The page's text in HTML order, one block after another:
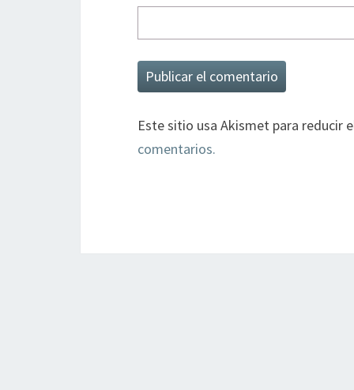
Este sitio usa Akismet para reducir
comentarios.